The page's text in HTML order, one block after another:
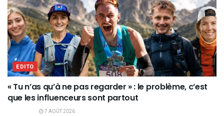
EDITO
« Tu n’as qu’à ne pas regarder » : le problème, c’est
que les influenceurs sont partout
7 AOÛT 2026